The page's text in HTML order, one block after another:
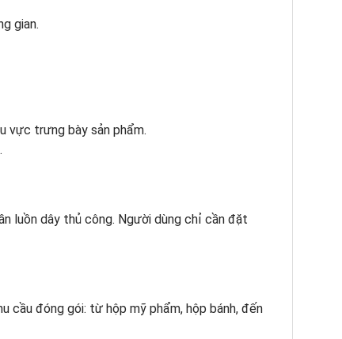
gian.
vực trưng bày sản phẩm.
luồn dây thủ công. Người dùng chỉ cần đặt
cầu đóng gói: từ hộp mỹ phẩm, hộp bánh, đến